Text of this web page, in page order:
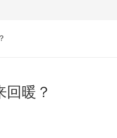
暖？